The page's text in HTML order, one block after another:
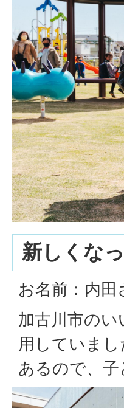
新しくな
お名前：内
加古川市の
用していま
あるので、